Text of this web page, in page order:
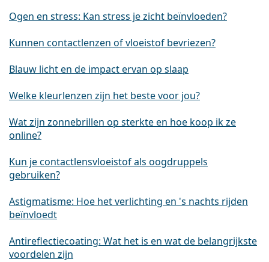
Ogen en stress: Kan stress je zicht beïnvloeden?
Kunnen contactlenzen of vloeistof bevriezen?
Blauw licht en de impact ervan op slaap
Welke kleurlenzen zijn het beste voor jou?
Wat zijn zonnebrillen op sterkte en hoe koop ik ze
online?
Kun je contactlensvloeistof als oogdruppels
gebruiken?
Astigmatisme: Hoe het verlichting en 's nachts rijden
beïnvloedt
Antireflectiecoating: Wat het is en wat de belangrijkste
voordelen zijn